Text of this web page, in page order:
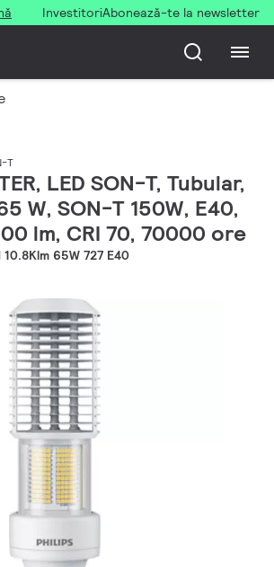
InvestitoriAbonează-te la newsletter
T
LED SON-T, Tubular,
W, SON-T 150W, E40,
lm, CRI 70, 70000 ore
10.8Klm 65W 727 E40